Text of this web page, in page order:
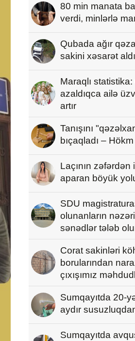
80 min manata
verdi, minlərlə
Qubada ağır
sakini xəsarət
Maraqlı
azaldıqca ailə
artır
Tanışını
bıçaqladı – Hökm
Laçının zəfərdən
aparan böyük
SDU
olunanların
sənədlər tələb
Corat sakinləri
borularından
çıxışımız
Sumqayıtda 20-
aydır
Sumqayıtda